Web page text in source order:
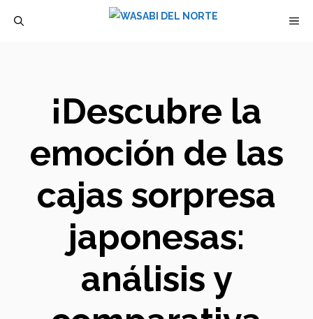
¡Descubre la
emoción de las
cajas sorpresa
japonesas:
análisis y